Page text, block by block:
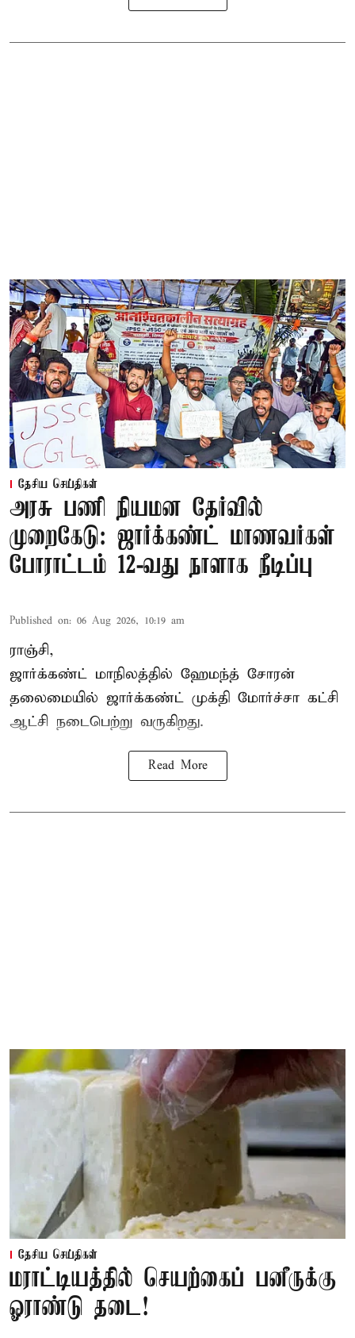
தேசிய செய்திகள்
அரசு பணி நியமன தேர்வில்
முறைகேடு: ஜார்க்கண்ட் மாணவர்கள்
போராட்டம் 12-வது நாளாக நீடிப்பு
Published on: 06 Aug 2026, 10:19 am
ராஞ்சி,
ஜார்க்கண்ட் மாநிலத்தில் ஹேமந்த் சோரன்
தலைமையில் ஜார்க்கண்ட் முக்தி மோர்ச்சா கட்சி
ஆட்சி நடைபெற்று வருகிறது.
Read More
தேசிய செய்திகள்
மராட்டியத்தில் செயற்கைப் பனீருக்கு
ஓராண்டு தடை!